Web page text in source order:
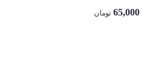
65,000 تومان